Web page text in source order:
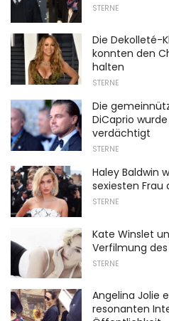
STERNE
Die Dekolleté-
konnten den
halten
STERNE
Die
DiCaprio
verdächtigt
STERNE
Haley Baldwin
sexiesten Frau
STERNE
Kate Winslet
Verfilmung
STERNE
Angelina Jolie
resonanten